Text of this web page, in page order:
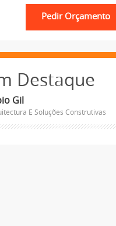
Destaque
Gil
E Soluções Construtivas